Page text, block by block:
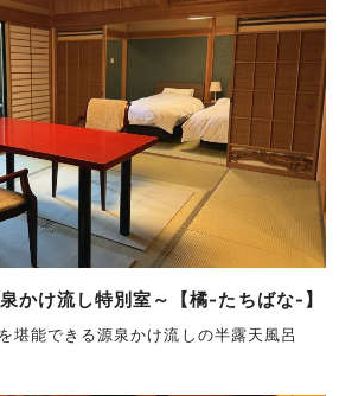
かけ流し特別室～【橘-たちばな-】
堪能できる源泉かけ流しの半露天風呂